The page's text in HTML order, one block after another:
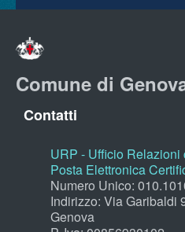
Comune di
Contatti
URP - Ufficio
Posta Elettronica
Numero Unico:
Indirizzo: Via Garibaldi
Genova